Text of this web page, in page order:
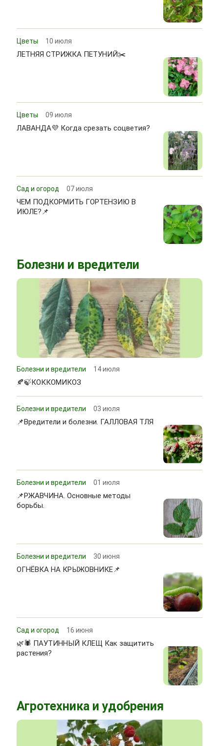
Цветы 10 июля
ЛЕТНЯЯ СТРИЖКА ПЕТУНИЙ✂️
Цветы 09 июля
ЛАВАНДА💜 Когда срезать соцветия?
Сад и огород 07 июля
ЧЕМ ПОДКОРМИТЬ ГОРТЕНЗИЮ В
ИЮЛЕ?📌
Болезни и вредители
Болезни и вредители 14 июля
🍂🍃КОККОМИКОЗ
Болезни и вредители 03 июля
📌Вредители и болезни. ГАЛЛОВАЯ ТЛЯ
Болезни и вредители 01 июля
📌РЖАВЧИНА. Основные методы
борьбы.
Болезни и вредители 30 июня
ОГНЁВКА НА КРЫЖОВНИКЕ📌
Сад и огород 16 июня
🌿🕷 ПАУТИННЫЙ КЛЕЩ Как защитить
растения?
Агротехника и удобрения